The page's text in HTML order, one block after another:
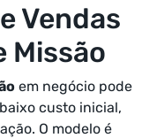
Vendas
Missão
em negócio pode
custo inicial,
O modelo é